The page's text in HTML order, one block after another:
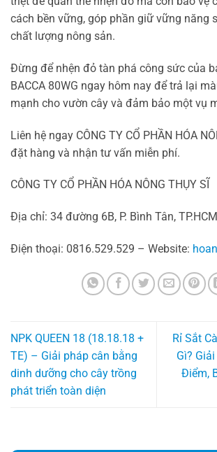
cách bền vững, góp phần giữ vững năng
chất lượng nông sản.
Đừng để nhện đỏ tàn phá công sức của
BACCA 80WG ngay hôm nay để trả lại
mạnh cho vườn cây và đảm bảo một vụ
Liên hệ ngay CÔNG TY CỔ PHẦN HÓA
đặt hàng và nhận tư vấn miễn phí.
CÔNG TY CỔ PHẦN HÓA NÔNG THỤY SĨ
Địa chỉ: 34 đường 6B, P. Bình Tân, TP.HCM
Điện thoại: 0816.529.529 – Website:
NPK QUEEN 18 (18.18.18 +
TE) – Giải pháp cân bằng
dinh dưỡng cho cây trồng
phát triển toàn diện
Rỉ Sắt
Gì?
Điểm,